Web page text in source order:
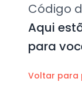
Código
Aqui
para
Voltar para